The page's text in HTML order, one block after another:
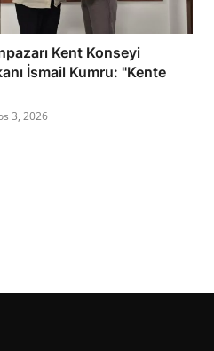
Kent Konseyi
İsmail Kumru: "Kente
3, 2026